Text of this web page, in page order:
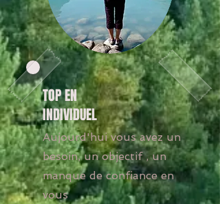
TOP EN
INDIVIDUEL
Aujourd'hui vous avez un
besoin, un objectif , un
manque de confiance en
vous